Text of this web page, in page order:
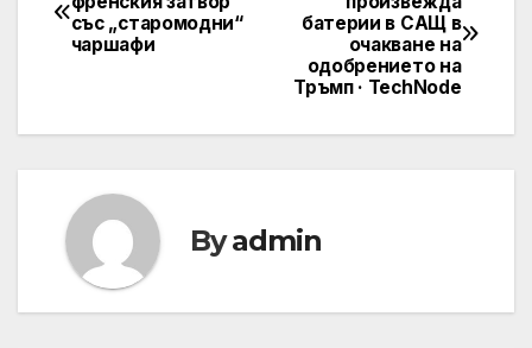
navigation
батерии в САЩ в
очакване на
одобрението на
Тръмп · TechNode
със „старомодни“
чаршафи
Byadmin